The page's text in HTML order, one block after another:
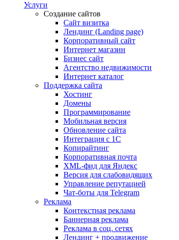
Услуги
Создание сайтов
Сайт визитка
Лендинг (Landing page)
Корпоративный сайт
Интернет магазин
Бизнес сайт
Агентство недвижимости
Интернет каталог
Поддержка сайта
Хостинг
Домены
Программирование
Мобильная версия
Обновление сайта
Интеграция с 1С
Копирайтинг
Корпоративная почта
XML-фид для Яндекс
Версия для слабовидящих
Управление репутацией
Чат-боты для Telegram
Реклама
Контекстная реклама
Баннерная реклама
Реклама в соц. сетях
Лендинг + продвижение